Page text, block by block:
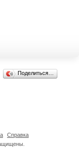
Поделиться…
Справка